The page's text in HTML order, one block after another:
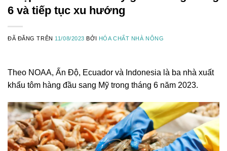
6 và tiếp tục xu hướng
ĐÃ ĐĂNG TRÊN 11/08/2023 BỞI HÓA CHẤT NHÀ NÔNG
Theo NOAA, Ấn Độ, Ecuador và Indonesia là ba nhà xuất
khẩu tôm hàng đầu sang Mỹ trong tháng 6 năm 2023.